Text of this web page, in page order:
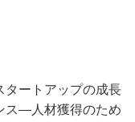
タートアップの成長
ス―人材獲得のため